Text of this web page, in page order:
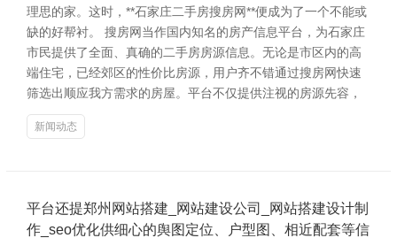
理思的家。这时，**石家庄二手房搜房网**便成为了一个不能或
缺的好帮衬。 搜房网当作国内知名的房产信息平台，为石家庄
市民提供了全面、真确的二手房房源信息。无论是市区内的高
端住宅，已经郊区的性价比房源，用户齐不错通过搜房网快速
筛选出顺应我方需求的房屋。平台不仅提供注视的房源先容，
新闻动态
平台还提郑州网站搭建_网站建设公司_网站搭建设计制
作_seo优化供细心的舆图定位、户型图、相近配套等信